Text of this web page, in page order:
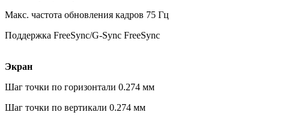
Макс. частота обновления кадров 75 Гц
Поддержка FreeSync/G-Sync FreeSync
Экран
Шаг точки по горизонтали 0.274 мм
Шаг точки по вертикали 0.274 мм